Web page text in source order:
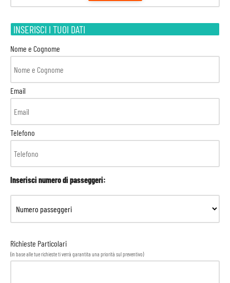
INSERISCI I TUOI DATI
Nome e Cognome
Email
Telefono
Inserisci numero di passeggeri:
Richieste Particolari
(in base alle tue richieste ti verrà garantita una priorità sul preventivo)